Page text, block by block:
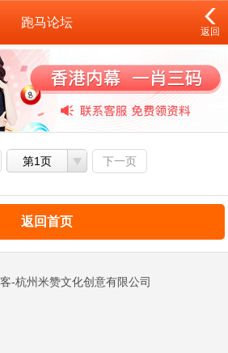
跑马论坛
返回
第1页 下一页
返回首页
-杭州米赞文化创意有限公司